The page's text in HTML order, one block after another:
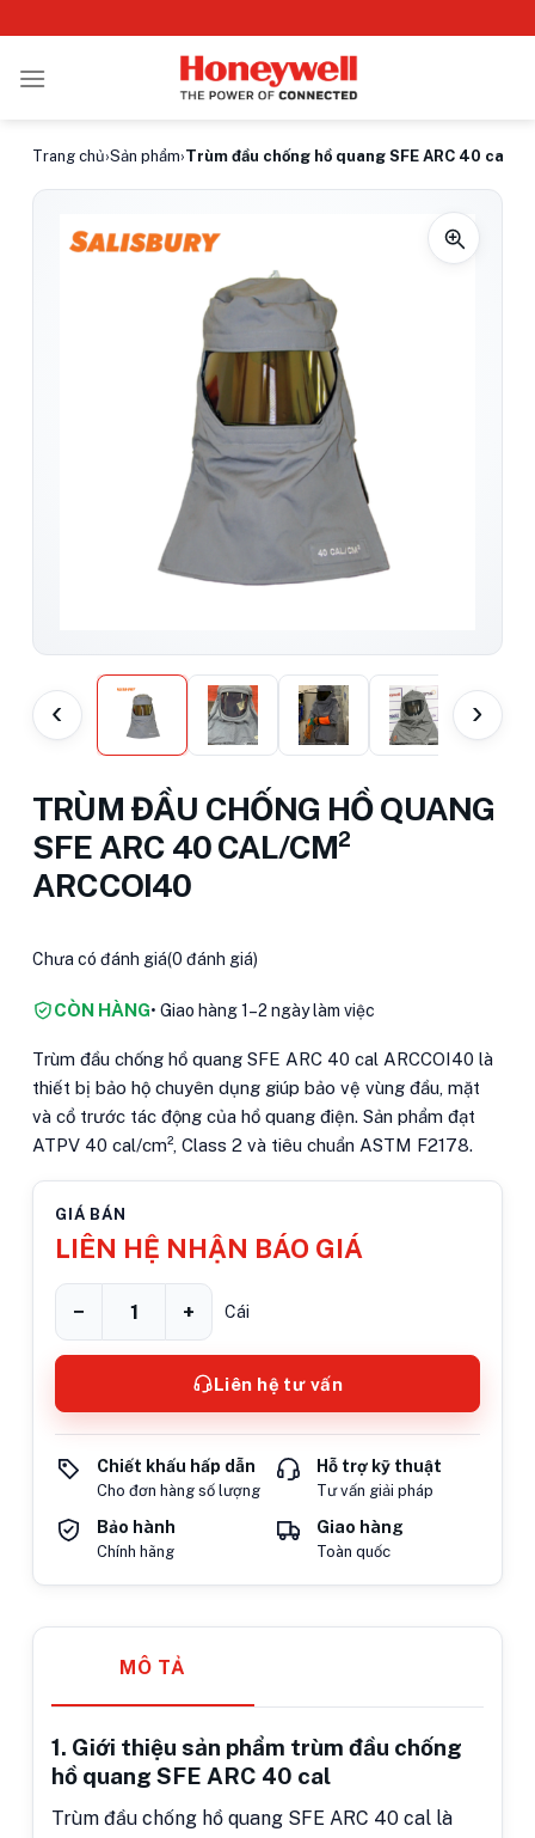
qua
nội
Trang chủ›Sản phẩm›Trùm đầu chống hồ quang SFE ARC 40 cal/
‹ ›
TRÙM ĐẦU CHỐNG HỒ QUANG
SFE ARC 40 CAL/CM²
ARCCOI40
Chưa có đánh giá(0 đánh giá)
CÒN HÀNG• Giao hàng 1–2 ngày làm việc
Trùm đầu chống hồ quang SFE ARC 40 cal ARCCOI40 là
thiết bị bảo hộ chuyên dụng giúp bảo vệ vùng đầu, mặt
và cổ trước tác động của hồ quang điện. Sản phẩm đạt
ATPV 40 cal/cm², Class 2 và tiêu chuẩn ASTM F2178.
GIÁ BÁN
LIÊN HỆ NHẬN BÁO GIÁ
− + Cái
Liên hệ tư vấn
Chiết khấu hấp dẫn
Cho đơn hàng số lượng
Hỗ trợ kỹ thuật
Tư vấn giải pháp
Bảo hành
Chính hãng
Giao hàng
Toàn quốc
MÔ TẢ
1. Giới thiệu sản phẩm trùm đầu chống
hồ quang SFE ARC 40 cal
Trùm đầu chống hồ quang SFE ARC 40 cal là